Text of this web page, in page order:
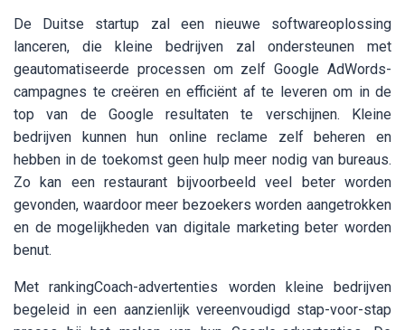
De Duitse startup zal een nieuwe softwareoplossing
lanceren, die kleine bedrijven zal ondersteunen met
geautomatiseerde processen om zelf Google AdWords-
campagnes te creëren en efficiënt af te leveren om in de
top van de Google resultaten te verschijnen. Kleine
bedrijven kunnen hun online reclame zelf beheren en
hebben in de toekomst geen hulp meer nodig van bureaus.
Zo kan een restaurant bijvoorbeeld veel beter worden
gevonden, waardoor meer bezoekers worden aangetrokken
en de mogelijkheden van digitale marketing beter worden
benut.
Met rankingCoach-advertenties worden kleine bedrijven
begeleid in een aanzienlijk vereenvoudigd stap-voor-stap